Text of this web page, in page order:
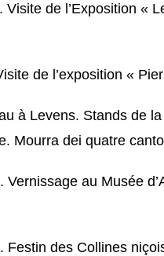
de l’Exposition «
de l’exposition «
à Levens. Stands de
Mourra dei quatre
au Musée
Festin des Collines